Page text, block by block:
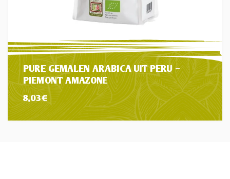
PURE GEMALEN ARABICA UIT PERU –
PIEMONT AMAZONE
8,03€